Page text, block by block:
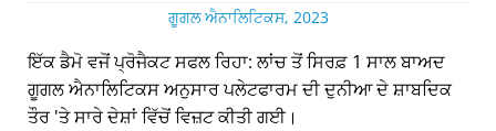
ਗੂਗਲ ਐਨਾਲਿਟਿਕਸ, 2023
ਇੱਕ ਡੈਮੋ ਵਜੋਂ ਪ੍ਰੋਜੈਕਟ ਸਫਲ ਰਿਹਾ: ਲਾਂਚ ਤੋਂ ਸਿਰਫ਼ 1 ਸਾਲ ਬਾਅਦ
ਗੂਗਲ ਐਨਾਲਿਟਿਕਸ ਅਨੁਸਾਰ ਪਲੇਟਫਾਰਮ ਦੀ ਦੁਨੀਆ ਦੇ ਸ਼ਾਬਦਿਕ
ਤੌਰ 'ਤੇ ਸਾਰੇ ਦੇਸ਼ਾਂ ਵਿੱਚੋਂ ਵਿਜ਼ਟ ਕੀਤੀ ਗਈ।